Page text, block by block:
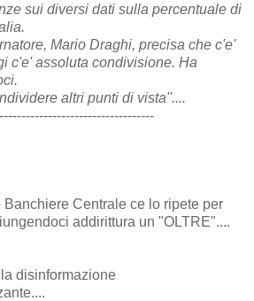
sui diversi dati sulla percentuale di
Mario Draghi, precisa che c'e'
c'e' assoluta condivisione. Ha
altri punti di vista''....
Centrale ce lo ripete per
addirittura un "OLTRE"....
disinformazione